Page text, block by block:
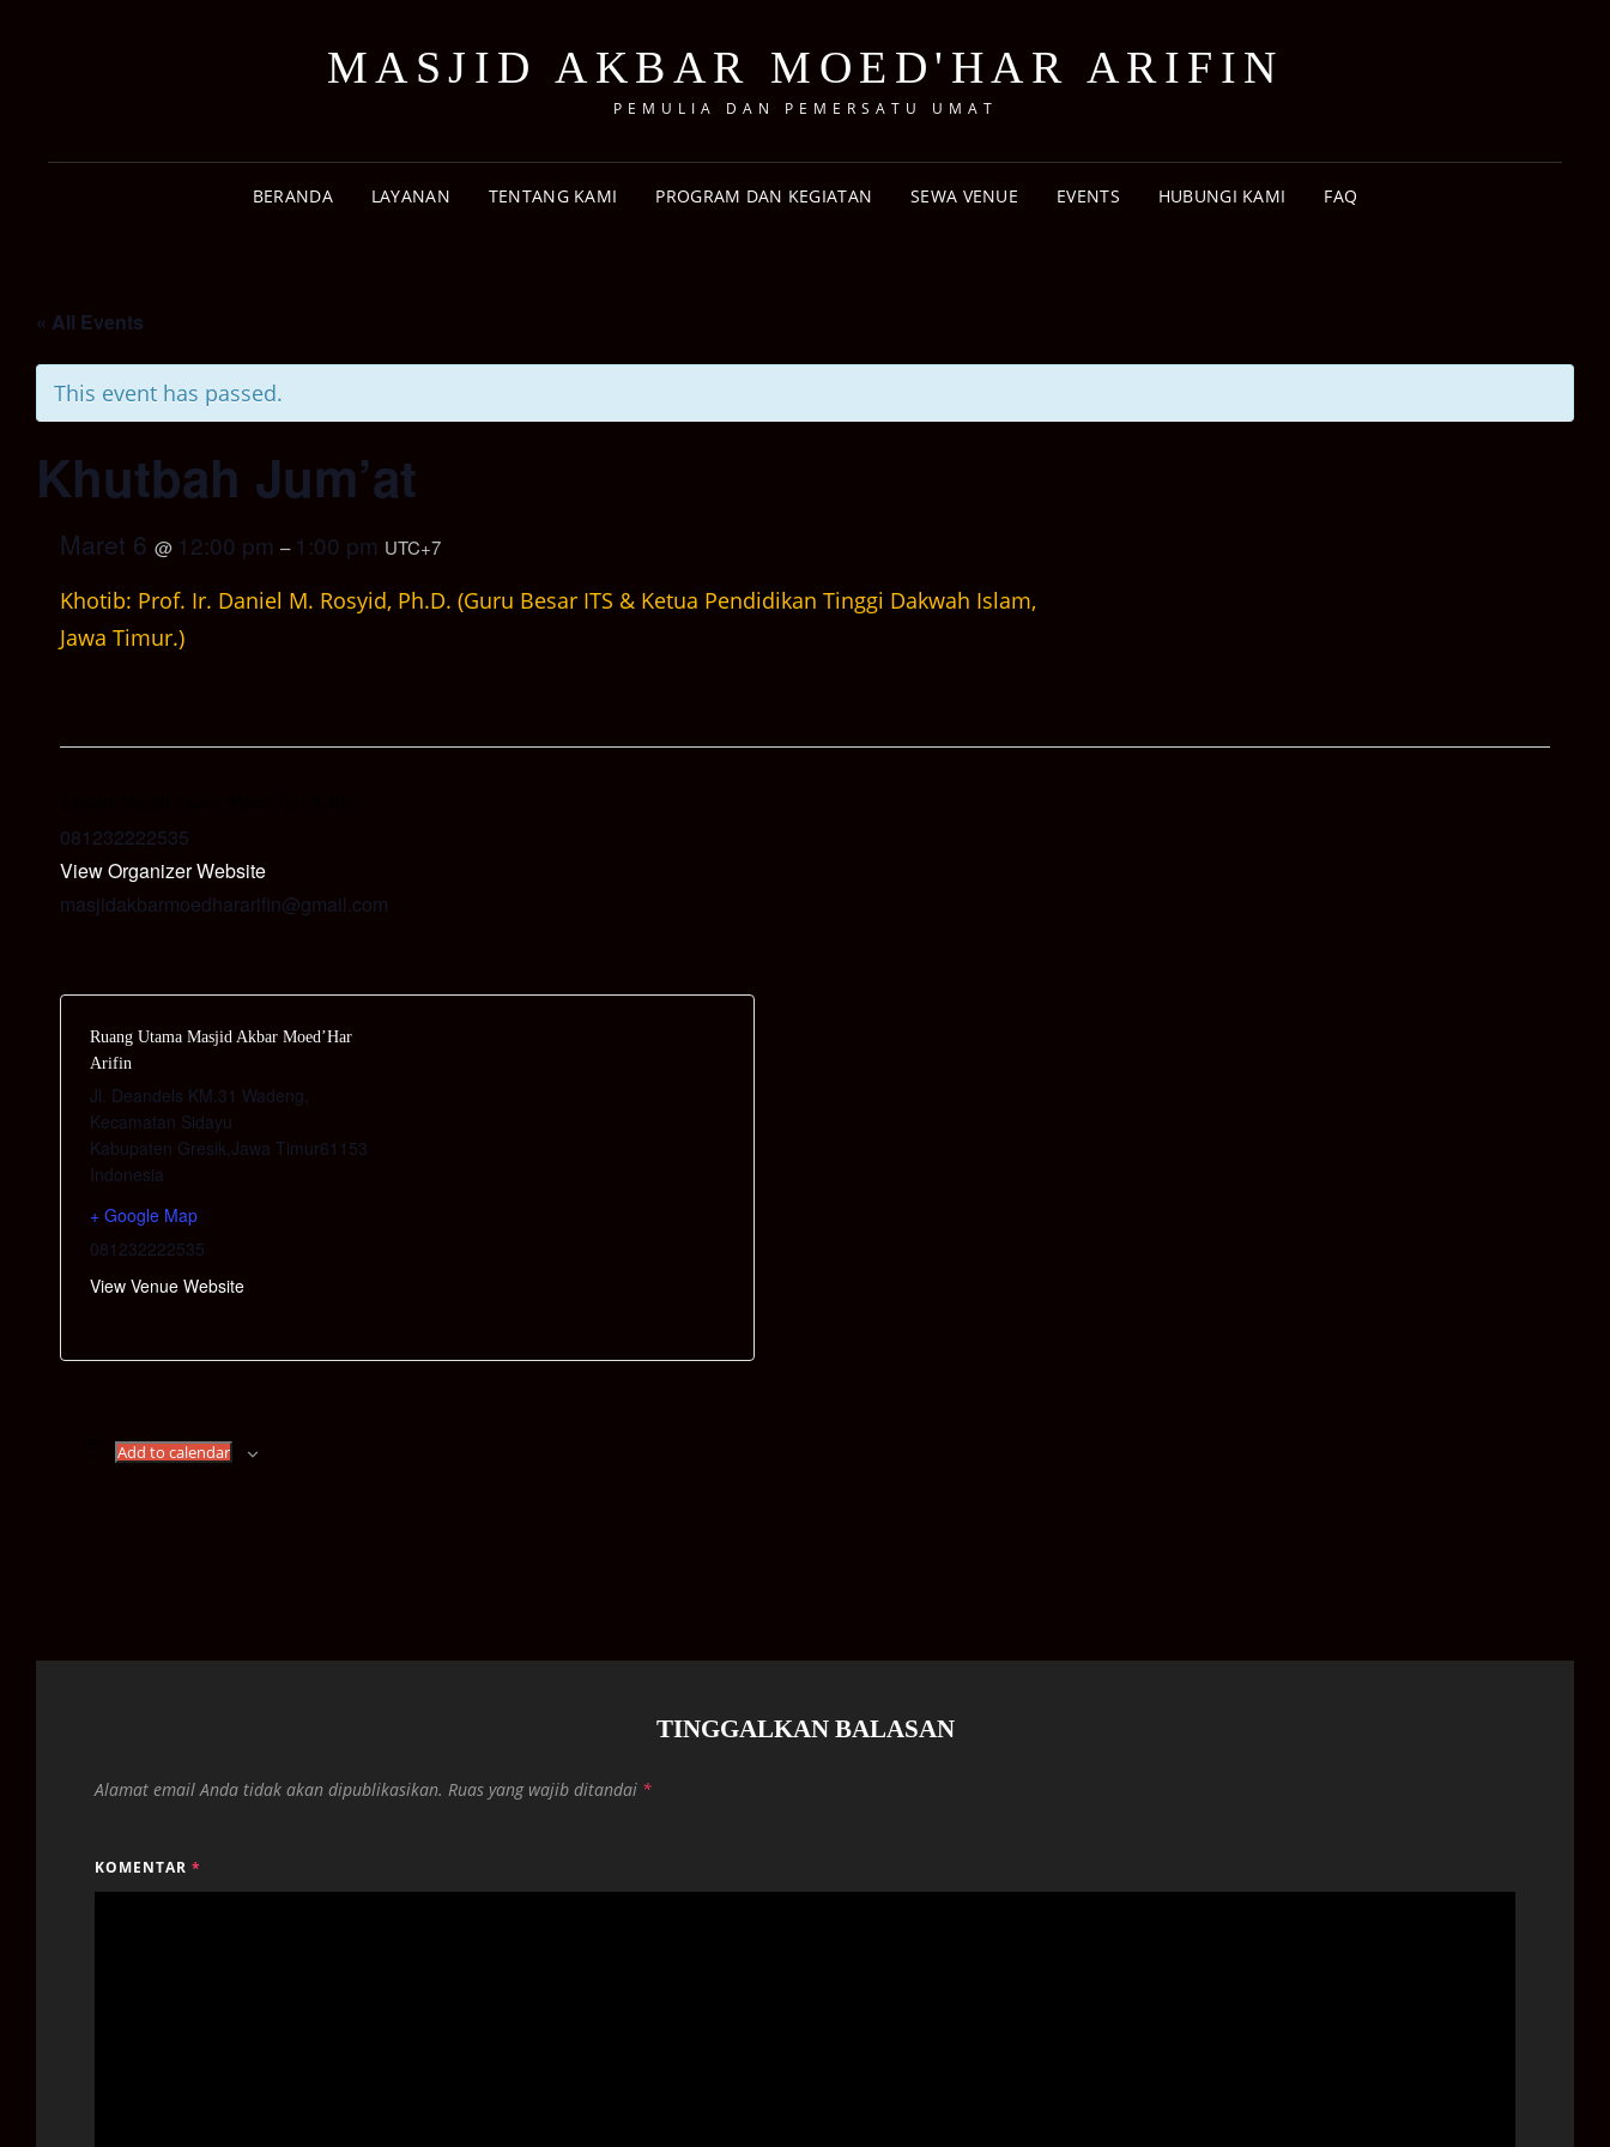
MASJID AKBAR MOED'HAR ARIFIN
PEMULIA DAN PEMERSATU UMAT
BERANDA LAYANAN TENTANG KAMI PROGRAM DAN KEGIATAN SEWA VENUE EVENTS HUBUNGI KAMI FAQ
« All Events
This event has passed.
Khutbah Jum’at
Maret 6 @ 12:00 pm – 1:00 pm UTC+7
Khotib: Prof. Ir. Daniel M. Rosyid, Ph.D. (Guru Besar ITS & Ketua Pendidikan Tinggi Dakwah Islam,
Jawa Timur.)
081232222535
View Organizer Website
masjidakbarmoedhararifin@gmail.com
Ruang Utama Masjid Akbar Moed’Har
Arifin
Jl. Deandels KM.31 Wadeng,
Kecamatan Sidayu
Kabupaten Gresik,Jawa Timur61153
Indonesia
+ Google Map
081232222535
View Venue Website
Add to calendar
TINGGALKAN BALASAN
Alamat email Anda tidak akan dipublikasikan. Ruas yang wajib ditandai *
KOMENTAR *